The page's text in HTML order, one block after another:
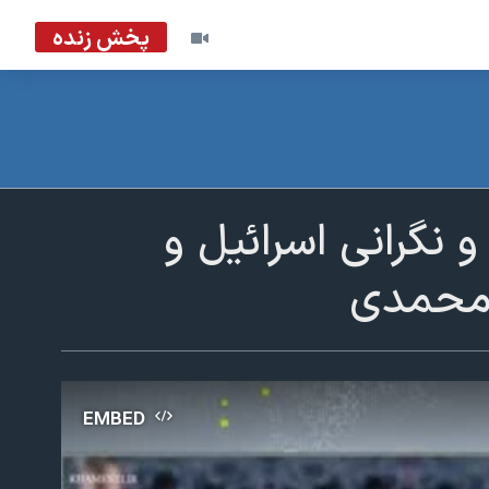
پخش زنده
اسرائیل و
محمدی
EMBED